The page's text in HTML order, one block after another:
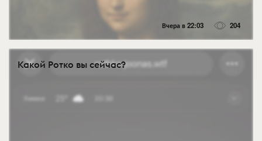
Вчера в 22:03 204
Какой Ротко вы сейчас?